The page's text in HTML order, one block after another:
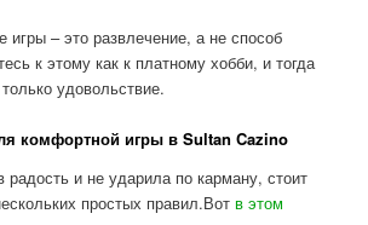
игры – это развлечение, а не способ
к этому как к платному хобби, и тогда
удовольствие.
комфортной игры в Sultan Cazino
радость и не ударила по карману, стоит
простых правил.Вотв этом